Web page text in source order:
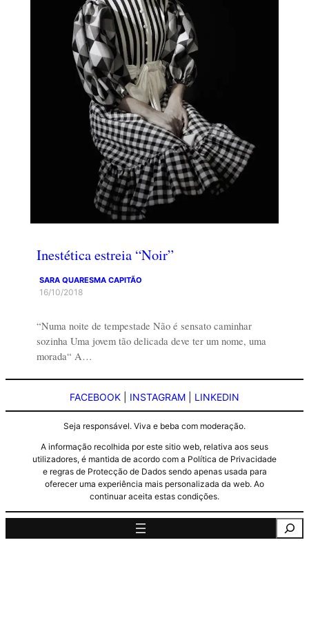
Inestética estreia “Noir”
SARA QUARESMA CAPITÃO
16/10/2018
“Numa noite de tempestade Não é sensato caminhar
sozinha Uma jovem tão delicada deve ter um nome, uma
morada“ A…
FACEBOOK INSTAGRAM LINKEDIN
Seja responsável. Viva e beba com moderação.
A informação recolhida por este sitio web, relativa aos seus
utilizadores, é mantida de acordo com a Política de Privacidade
e regras de Protecção de Dados sendo apenas usada para
oferecer uma experiência mais personalizada da web. Ao
continuar aceita estas condições.